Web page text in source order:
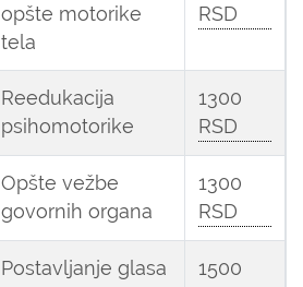
opšte motorike
tela
RSD
Reedukacija
psihomotorike
1300
RSD
Opšte vežbe
govornih organa
1300
RSD
Postavljanje glasa
1500